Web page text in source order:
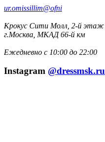
ur.omissillim@ofni
Крокус Сити Молл, 2-й этаж
г.Москва, МКАД 66-й км
Ежедневно с 10:00 до 22:00
Instagram @dressmsk.ru